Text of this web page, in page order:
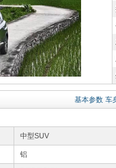
基本参数 车
中型SUV
铝